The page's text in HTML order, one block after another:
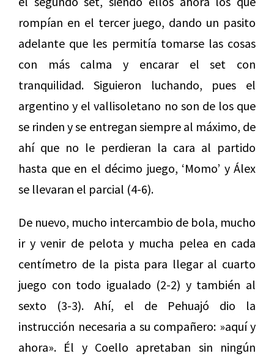
rompían en el tercer juego, dando un pasito
adelante que les permitía tomarse las cosas
con más calma y encarar el set con
tranquilidad. Siguieron luchando, pues el
argentino y el vallisoletano no son de los que
se rinden y se entregan siempre al máximo, de
ahí que no le perdieran la cara al partido
hasta que en el décimo juego, ‘Momo’ y Álex
se llevaran el parcial (4-6).
De nuevo, mucho intercambio de bola, mucho
ir y venir de pelota y mucha pelea en cada
centímetro de la pista para llegar al cuarto
juego con todo igualado (2-2) y también al
sexto (3-3). Ahí, el de Pehuajó dio la
instrucción necesaria a su compañero: »aquí y
ahora». Él y Coello apretaban sin ningún